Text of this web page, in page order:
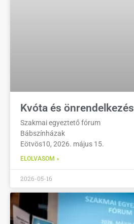
Kvóta és önrendelkezés
Szakmai egyeztető fórum
Bábszínházak
Eötvös10, 2026. május 15.
ELOLVASOM »
2026-05-16